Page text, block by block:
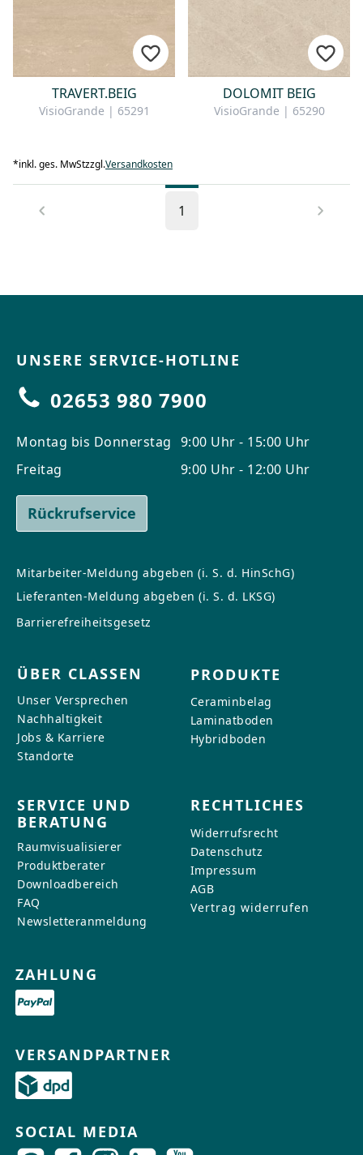
TRAVERT.BEIG
VisioGrande | 65291
DOLOMIT BEIG
VisioGrande | 65290
*inkl. ges. MwStzzgl.Versandkosten
1
UNSERE SERVICE-HOTLINE
02653 980 7900
Montag bis Donnerstag
Freitag
9:00 Uhr - 15:00 Uhr
9:00 Uhr - 12:00 Uhr
Rückrufservice
Mitarbeiter-Meldung abgeben (i. S. d. HinSchG)
Lieferanten-Meldung abgeben (i. S. d. LKSG)
Barrierefreiheitsgesetz
ÜBER CLASSEN
Unser Versprechen
Nachhaltigkeit
Jobs & Karriere
Standorte
PRODUKTE
Ceraminbelag
Laminatboden
Hybridboden
SERVICE UND
BERATUNG
Raumvisualisierer
Produktberater
Downloadbereich
FAQ
Newsletteranmeldung
RECHTLICHES
Widerrufsrecht
Datenschutz
Impressum
AGB
Vertrag widerrufen
ZAHLUNG
VERSANDPARTNER
SOCIAL MEDIA